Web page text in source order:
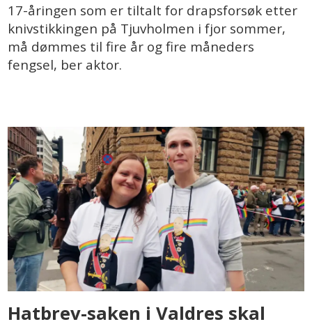
17-åringen som er tiltalt for drapsforsøk etter
knivstikkingen på Tjuvholmen i fjor sommer,
må dømmes til fire år og fire måneders
fengsel, ber aktor.
Hatbrev-saken i Valdres skal